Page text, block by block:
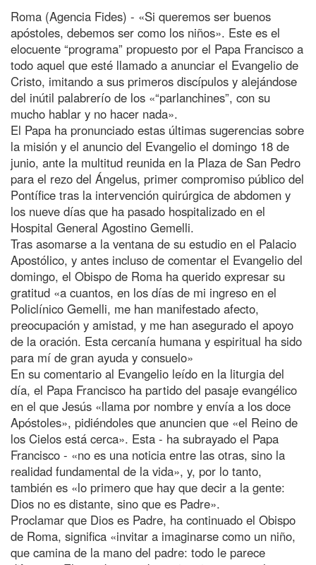
Roma (Agencia Fides) - «Si queremos ser buenos
apóstoles, debemos ser como los niños». Este es el
elocuente “programa” propuesto por el Papa Francisco a
todo aquel que esté llamado a anunciar el Evangelio de
Cristo, imitando a sus primeros discípulos y alejándose
del inútil palabrerío de los «“parlanchines”, con su
mucho hablar y no hacer nada».
El Papa ha pronunciado estas últimas sugerencias sobre
la misión y el anuncio del Evangelio el domingo 18 de
junio, ante la multitud reunida en la Plaza de San Pedro
para el rezo del Ángelus, primer compromiso público del
Pontífice tras la intervención quirúrgica de abdomen y
los nueve días que ha pasado hospitalizado en el
Hospital General Agostino Gemelli.
Tras asomarse a la ventana de su estudio en el Palacio
Apostólico, y antes incluso de comentar el Evangelio del
domingo, el Obispo de Roma ha querido expresar su
gratitud «a cuantos, en los días de mi ingreso en el
Policlínico Gemelli, me han manifestado afecto,
preocupación y amistad, y me han asegurado el apoyo
de la oración. Esta cercanía humana y espiritual ha sido
para mí de gran ayuda y consuelo»
En su comentario al Evangelio leído en la liturgia del
día, el Papa Francisco ha partido del pasaje evangélico
en el que Jesús «llama por nombre y envía a los doce
Apóstoles», pidiéndoles que anuncien que «el Reino de
los Cielos está cerca». Esta - ha subrayado el Papa
Francisco - «no es una noticia entre las otras, sino la
realidad fundamental de la vida», y, por lo tanto,
también es «lo primero que hay que decir a la gente:
Dios no es distante, sino que es Padre».
Proclamar que Dios es Padre, ha continuado el Obispo
de Roma, significa «invitar a imaginarse como un niño,
que camina de la mano del padre: todo le parece